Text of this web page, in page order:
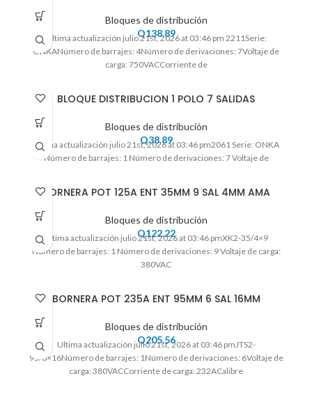
Bloques de distribución
Q138.89
Ultima actualización julio 21st, 2026 at 03:46 pm 2211Serie:
ONKANúmero de barrajes: 4Número de derivaciones: 7Voltaje de
carga: 750VACCorriente de
BLOQUE DISTRIBUCION 1 POLO 7 SALIDAS
Bloques de distribución
Q38.89
Ultima actualización julio 21st, 2026 at 03:46 pm2061 Serie: ONKA
Número de barrajes: 1 Número de derivaciones: 7 Voltaje de
BORNERA POT 125A ENT 35MM 9 SAL 4MM AMA
Bloques de distribución
Q122.22
Ultima actualización julio 21st, 2026 at 03:46 pmXK2-35/4×9
Número de barrajes: 1 Número de derivaciones: 9 Voltaje de carga:
380VAC
BORNERA POT 235A ENT 95MM 6 SAL 16MM
Bloques de distribución
Q205.56
Ultima actualización julio 21st, 2026 at 03:46 pmJTS2-
95/6×16Número de barrajes: 1Número de derivaciones: 6Voltaje de
carga: 380VACCorriente de carga: 232ACalibre